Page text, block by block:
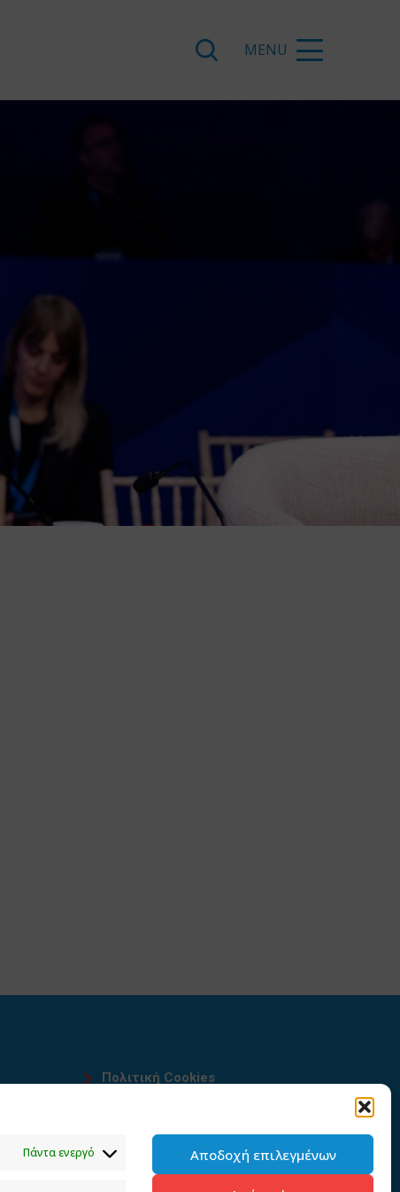
Πάντα ενεργό Αποδοχή επιλεγμένων
Πολιτική Cookies
Πολιτική προστασίας
προσωπικών δεδομένων του
παρόντος ιστότοπου